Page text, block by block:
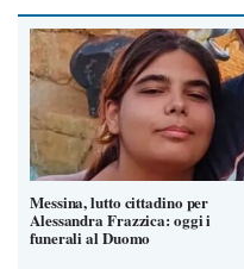
Messina, lutto cittadino per
Alessandra Frazzica: oggi i
funerali al Duomo